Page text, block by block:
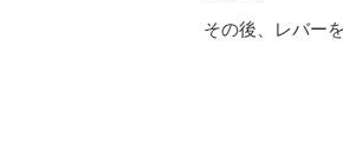
その後、レバー